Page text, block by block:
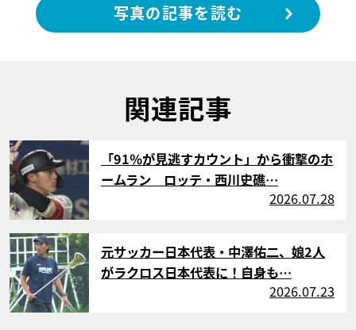
写真の記事を読む
関連記事
サムネイル
「91％が見逃すカウント」から衝撃のホ
ームラン ロッテ・西川史礁…
2026.07.28
サムネイル
元サッカー日本代表・中澤佑二、娘2人
がラクロス日本代表に！自身も…
2026.07.23